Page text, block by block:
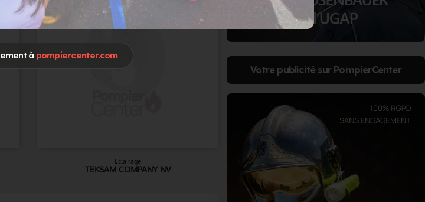
à pompiercenter.com
Eclairage
TEKSAM COMPANY NV
Votre publicité sur PompierCenter